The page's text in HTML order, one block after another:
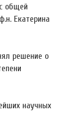
общей
Екатерина
решение о
научных